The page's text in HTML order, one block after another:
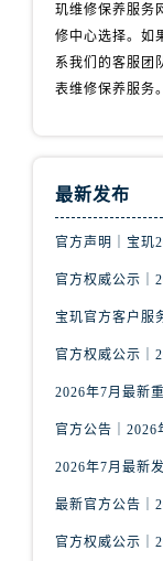
玑维修保养服务
修中心选择。如
系我们的客服团
表维修保养服务。
最新发布